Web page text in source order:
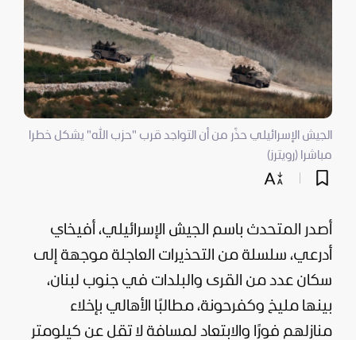
الجيش الإسرائيلي حذّر من أن التواجد قرب "حزب الله" يشكل خطرا
مباشرا (رويترز)
أصدر المتحدث باسم الجيش الإسرائيلي، أفيخاي
أدرعي، سلسلة من التحذيرات العاجلة موجهة إلى
سكان عدد من القرى والبلدات في جنوب لبنان،
بينها مليخ وكفرحونة، مطالبًا الأهالي بإخلاء
منازلهم فورًا والابتعاد لمسافة لا تقل عن كيلومتر